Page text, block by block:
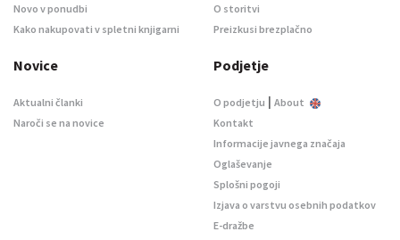
Novo v ponudbi
Kako nakupovati v spletni knjigarni
O storitvi
Preizkusi brezplačno
Novice
Aktualni članki
Naroči se na novice
Podjetje
O podjetju | About
Kontakt
Informacije javnega značaja
Oglaševanje
Splošni pogoji
Izjava o varstvu osebnih podatkov
E-dražbe